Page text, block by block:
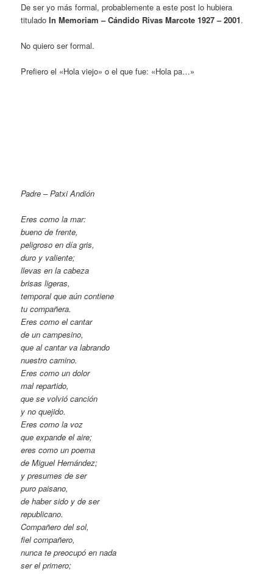
De ser yo más formal, probablemente a este post lo hubiera
tituladoIn Memoriam – Cándido Rivas Marcote 1927 – 2001.
No quiero ser formal.
Prefiero el «Hola viejo» o el que fue: «Hola pa…»
Padre – Patxi Andión
Eres como la mar:
bueno de frente,
peligroso en día gris,
duro y valiente;
llevas en la cabeza
brisas ligeras,
temporal que aún contiene
tu compañera.
Eres como el cantar
de un campesino,
que al cantar va labrando
nuestro camino.
Eres como un dolor
mal repartido,
que se volvió canción
y no quejido.
Eres como la voz
que expande el aire;
eres como un poema
de Miguel Hernández;
y presumes de ser
puro paisano,
de haber sido y de ser
republicano.
Compañero del sol,
fiel compañero,
nunca te preocupó en nada
ser el primero;